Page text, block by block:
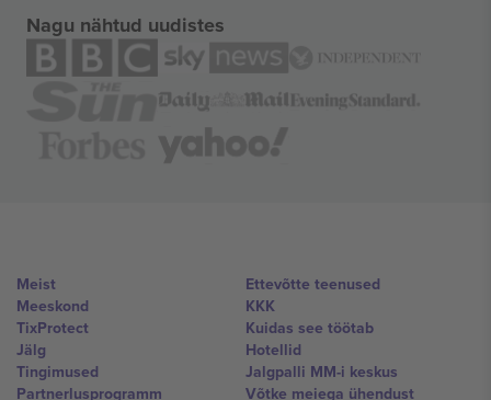
Nagu nähtud uudistes
Meist
Meeskond
TixProtect
Jälg
Tingimused
Partnerlusprogramm
Ettevõtte teenused
KKK
Kuidas see töötab
Hotellid
Jalgpalli MM-i keskus
Võtke meiega ühendust